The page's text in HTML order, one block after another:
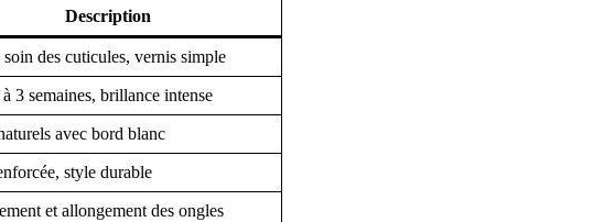
Description
des cuticules, vernis simple
3 semaines, brillance intense
avec bord blanc
style durable
et allongement des ongles